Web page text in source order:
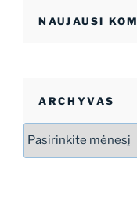
NAUJAUSI
ARCHYVAS
Archyvas